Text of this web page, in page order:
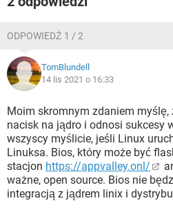
ODPOWIEDŹ 1 / 2
TomBlundell
14 lis 2021 o 16:33
Moim skromnym zdaniem myślę,
nacisk na jądro i odnosi sukcesy
wszyscy myślicie, jeśli Linux
Linuksa. Bios, który może być
stacjon https://appvalley.onl/
ważne, open source. Bios nie
integracją z jądrem linix i